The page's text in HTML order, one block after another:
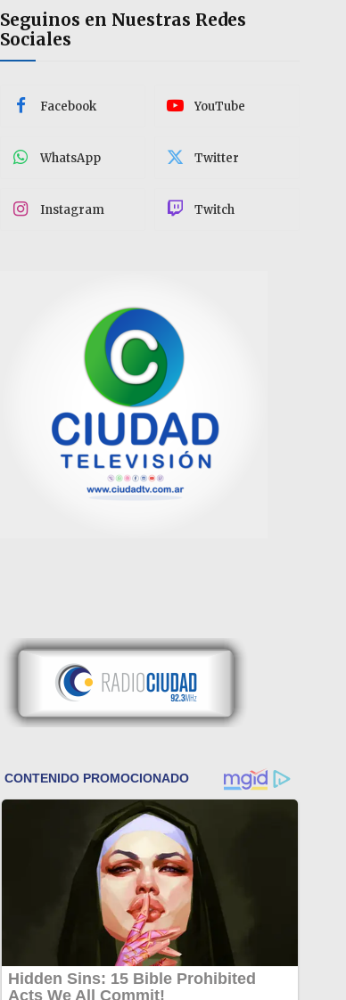
Seguinos en Nuestras Redes
Sociales
Facebook YouTube
WhatsApp Twitter
Instagram Twitch